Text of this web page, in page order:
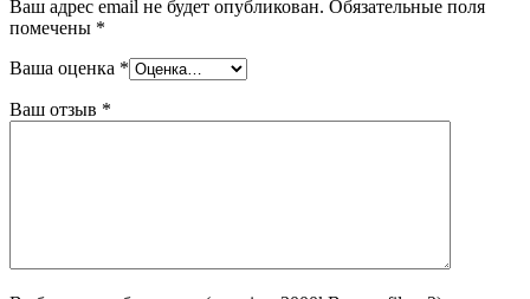
Ваш адрес email не будет опубликован. Обязательные поля
помечены *
Ваша оценка *
Ваш отзыв *